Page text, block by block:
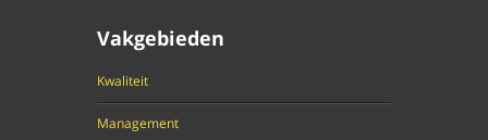
Vakgebieden
Kwaliteit
Management